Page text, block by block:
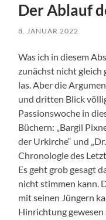
Der Ablauf
8. JANUAR 2022
Was ich in diesem
zunächst nicht gleich
las. Aber die
und dritten Blick
Passionswoche in
Büchern: „Bargil
der Urkirche“ und
Chronologie des
Es geht grob gesagt
nicht stimmen kann.
mit seinen Jüngern
Hinrichtung gewesen